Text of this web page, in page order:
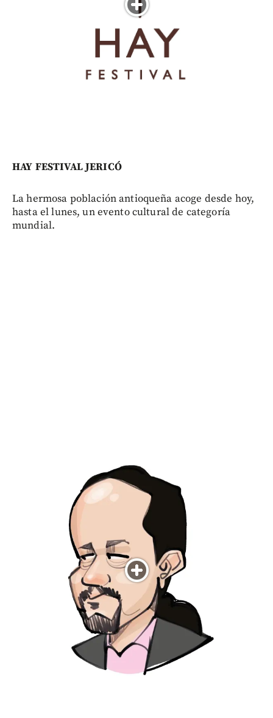
HAY FESTIVAL JERICÓ
La hermosa población antioqueña acoge desde hoy,
hasta el lunes, un evento cultural de categoría
mundial.